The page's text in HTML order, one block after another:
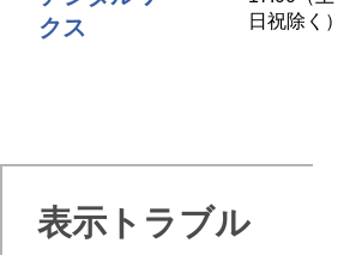
クス
日祝除く）
表示トラブル